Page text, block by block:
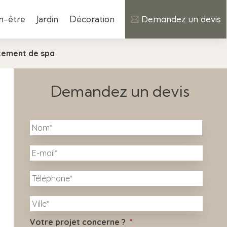
être Jardin Décoration Demandez un devis
de spa
Demandez un devis
N
o
m
*
Nom
E
-
a
i
l
*
T
é
é
p
h
V
Votre projet concerne ? *